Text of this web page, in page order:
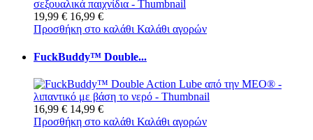
19,99 € 16,99 €
Προσθήκη στο καλάθι Καλάθι αγορών
FuckBuddy™ Double...
16,99 € 14,99 €
Προσθήκη στο καλάθι Καλάθι αγορών